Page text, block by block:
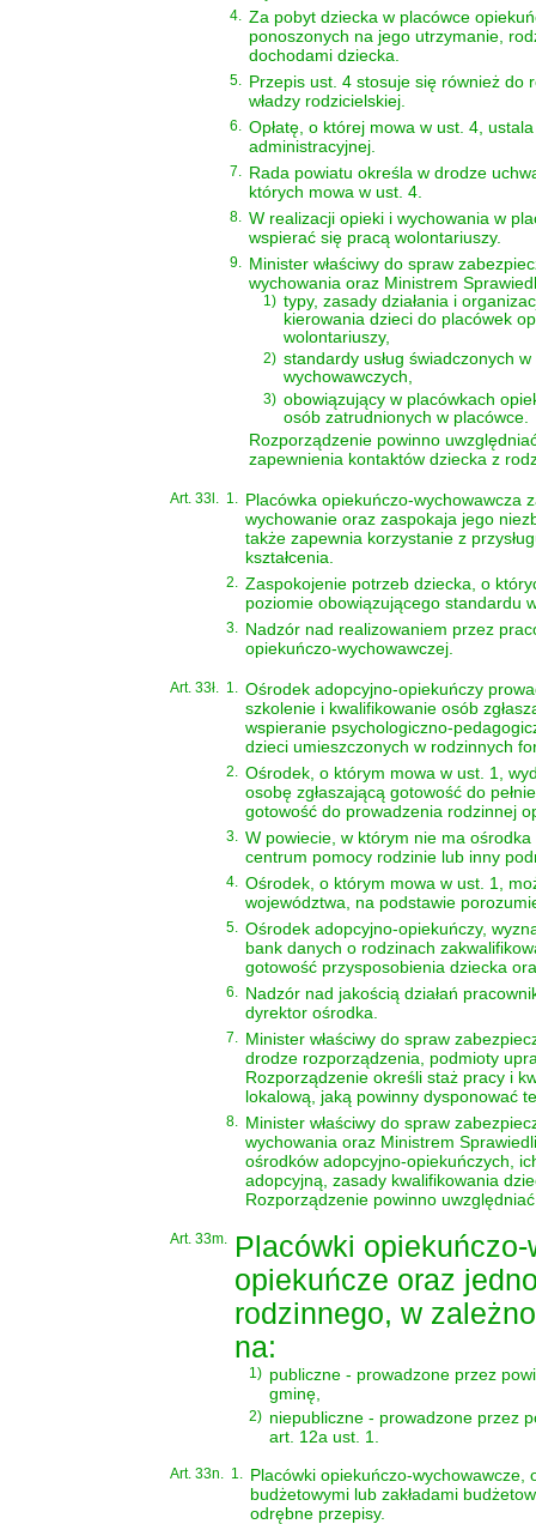
4.
Za pobyt dziecka w placówce
ponoszonych na jego utrzymanie,
dochodami dziecka.
5.
Przepis ust. 4 stosuje się również do
władzy rodzicielskiej.
6.
Opłatę, o której mowa w ust. 4,
administracyjnej.
7.
Rada powiatu określa w drodze
których mowa w ust. 4.
8.
W realizacji opieki i wychowania w
wspierać się pracą wolontariuszy.
9.
Minister właściwy do spraw
wychowania oraz Ministrem
1) typy, zasady działania i
kierowania dzieci do placówek
wolontariuszy,
2) standardy usług świadczonych
wychowawczych,
3) obowiązujący w placówkach
osób zatrudnionych w placówce.
Rozporządzenie powinno
zapewnienia kontaktów dziecka z
Art. 33l. 1. Placówka opiekuńczo-wychowawcza
wychowanie oraz zaspokaja jego
także zapewnia korzystanie z
kształcenia.
2. Zaspokojenie potrzeb dziecka, o
poziomie obowiązującego standardu
3. Nadzór nad realizowaniem przez
opiekuńczo-wychowawczej.
Art. 33ł. 1. Ośrodek adopcyjno-opiekuńczy
szkolenie i kwalifikowanie osób
wspieranie psychologiczno-
dzieci umieszczonych w rodzinnych
2. Ośrodek, o którym mowa w ust. 1,
osobę zgłaszającą gotowość do
gotowość do prowadzenia rodzinnej
3. W powiecie, w którym nie ma
centrum pomocy rodzinie lub inny
4. Ośrodek, o którym mowa w ust. 1,
województwa, na podstawie
5. Ośrodek adopcyjno-opiekuńczy,
bank danych o rodzinach
gotowość przysposobienia dziecka
6. Nadzór nad jakością działań
dyrektor ośrodka.
7. Minister właściwy do spraw
drodze rozporządzenia, podmioty
Rozporządzenie określi staż pracy i
lokalową, jaką powinny dysponować
8. Minister właściwy do spraw
wychowania oraz Ministrem
ośrodków adopcyjno-opiekuńczych,
adopcyjną, zasady kwalifikowania
Rozporządzenie powinno
Art. 33m. Placówki
opiekuńcze oraz
rodzinnego, w
na:
1) publiczne - prowadzone przez
gminę,
2) niepubliczne - prowadzone przez
art. 12a ust. 1.
Art. 33n. 1.
Placówki opiekuńczo-
budżetowymi lub zakładami
odrębne przepisy.